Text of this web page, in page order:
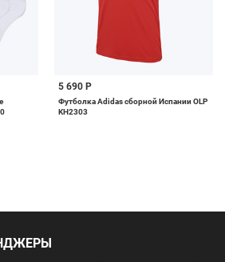
5 690 Р
Футболка Adidas сборной Испании OLP
KH2303